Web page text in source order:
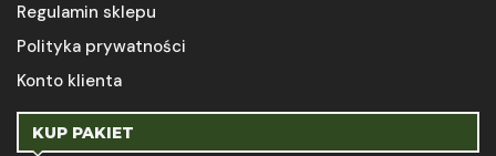
Regulamin sklepu
Polityka prywatności
Konto klienta
KUP PAKIET